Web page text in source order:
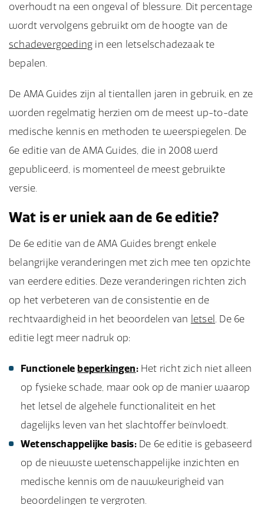
overhoudt na een ongeval of blessure. Dit percentage
wordt vervolgens gebruikt om de hoogte van de
schadevergoeding in een letselschadezaak te
bepalen.
De AMA Guides zijn al tientallen jaren in gebruik, en ze
worden regelmatig herzien om de meest up-to-date
medische kennis en methoden te weerspiegelen. De
6e editie van de AMA Guides, die in 2008 werd
gepubliceerd, is momenteel de meest gebruikte
versie.
Wat is er uniek aan de 6e editie?
De 6e editie van de AMA Guides brengt enkele
belangrijke veranderingen met zich mee ten opzichte
van eerdere edities. Deze veranderingen richten zich
op het verbeteren van de consistentie en de
rechtvaardigheid in het beoordelen van letsel . De 6e
editie legt meer nadruk op:
Functionele beperkingen:Het richt zich niet alleen
op fysieke schade, maar ook op de manier waarop
het letsel de algehele functionaliteit en het
dagelijks leven van het slachtoffer beïnvloedt.
Wetenschappelijke basis:De 6e editie is gebaseerd
op de nieuwste wetenschappelijke inzichten en
medische kennis om de nauwkeurigheid van
beoordelingen te vergroten.